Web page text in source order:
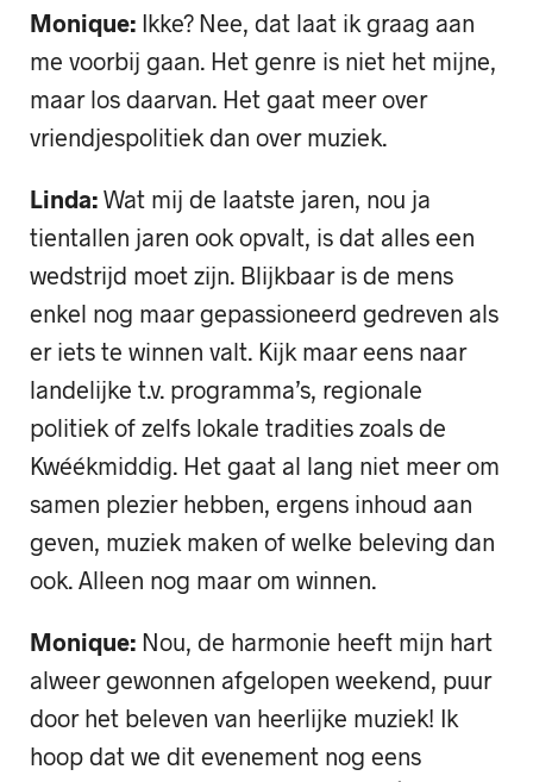
Monique: Ikke? Nee, dat laat ik graag aan
me voorbij gaan. Het genre is niet het mijne,
maar los daarvan. Het gaat meer over
vriendjespolitiek dan over muziek.
Linda: Wat mij de laatste jaren, nou ja
tientallen jaren ook opvalt, is dat alles een
wedstrijd moet zijn. Blijkbaar is de mens
enkel nog maar gepassioneerd gedreven als
er iets te winnen valt. Kijk maar eens naar
landelijke t.v. programma’s, regionale
politiek of zelfs lokale tradities zoals de
Kwéékmiddig. Het gaat al lang niet meer om
samen plezier hebben, ergens inhoud aan
geven, muziek maken of welke beleving dan
ook. Alleen nog maar om winnen.
Monique: Nou, de harmonie heeft mijn hart
alweer gewonnen afgelopen weekend, puur
door het beleven van heerlijke muziek! Ik
hoop dat we dit evenement nog eens